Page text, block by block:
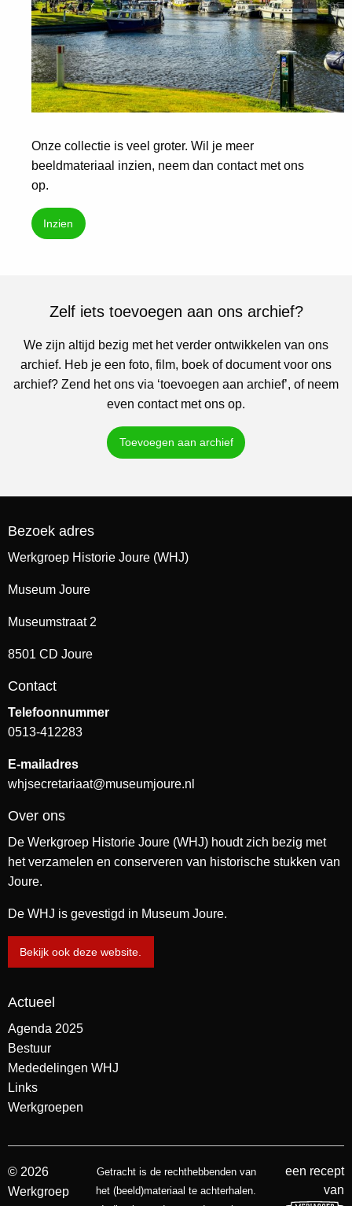
Onze collectie is veel groter. Wil je meer
beeldmateriaal inzien, neem dan contact met ons
op.
Inzien
Zelf iets toevoegen aan ons archief?
We zijn altijd bezig met het verder ontwikkelen van ons
archief. Heb je een foto, film, boek of document voor ons
archief? Zend het ons via ‘toevoegen aan archief’, of neem
even contact met ons op.
Toevoegen aan archief
Bezoek adres
Werkgroep Historie Joure (WHJ)
Museum Joure
Museumstraat 2
8501 CD Joure
Contact
Telefoonnummer
0513-412283
E-mailadres
whjsecretariaat@museumjoure.nl
Over ons
De Werkgroep Historie Joure (WHJ) houdt zich bezig met
het verzamelen en conserveren van historische stukken van
Joure.
De WHJ is gevestigd in Museum Joure.
Bekijk ook deze website.
Actueel
Agenda 2025
Bestuur
Mededelingen WHJ
Links
Werkgroepen
© 2026
Werkgroep
Getracht is de rechthebbenden van
het (beeld)materiaal te achterhalen.
een recept
van